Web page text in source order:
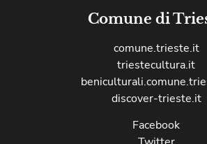
Comune di
comune.trieste.it
triestecultura.it
discover-trieste.it
Facebook